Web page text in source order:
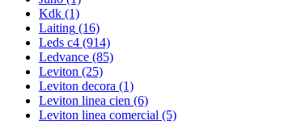
Kdk (1)
Laiting (16)
Leds c4 (914)
Ledvance (85)
Leviton (25)
Leviton decora (1)
Leviton linea cien (6)
Leviton linea comercial (5)